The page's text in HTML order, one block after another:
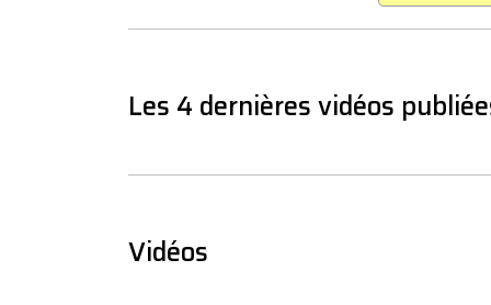
Les 4 dernières vidéos
Vidéos